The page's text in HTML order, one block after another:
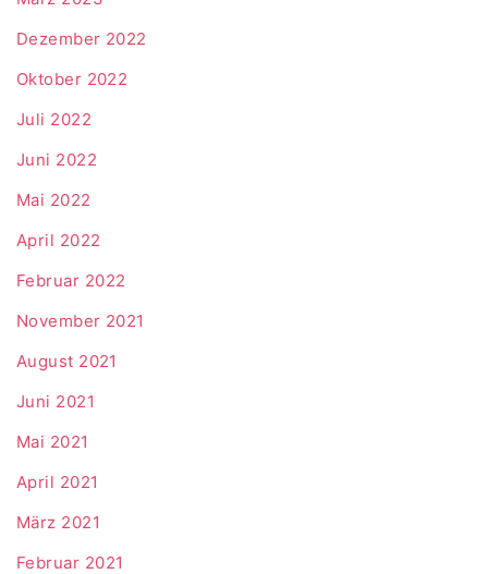
Dezember 2022
Oktober 2022
Juli 2022
Juni 2022
Mai 2022
April 2022
Februar 2022
November 2021
August 2021
Juni 2021
Mai 2021
April 2021
März 2021
Februar 2021